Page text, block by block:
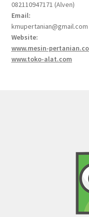
082110947171 (Alven)
Email:
kmupertanian@gmail.com
Website:
www.mesin-
www.toko-alat.com